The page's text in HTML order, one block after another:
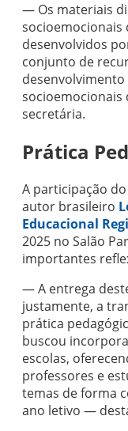
— Os materiais
socioemocionais
desenvolvidos
conjunto de
secretária.
Prática
A participação
autor brasileiro
Educacional
2025 no Salão
importantes
— A entrega
justamente, a
prática
buscou
escolas,
professores e
temas de forma
ano letivo —